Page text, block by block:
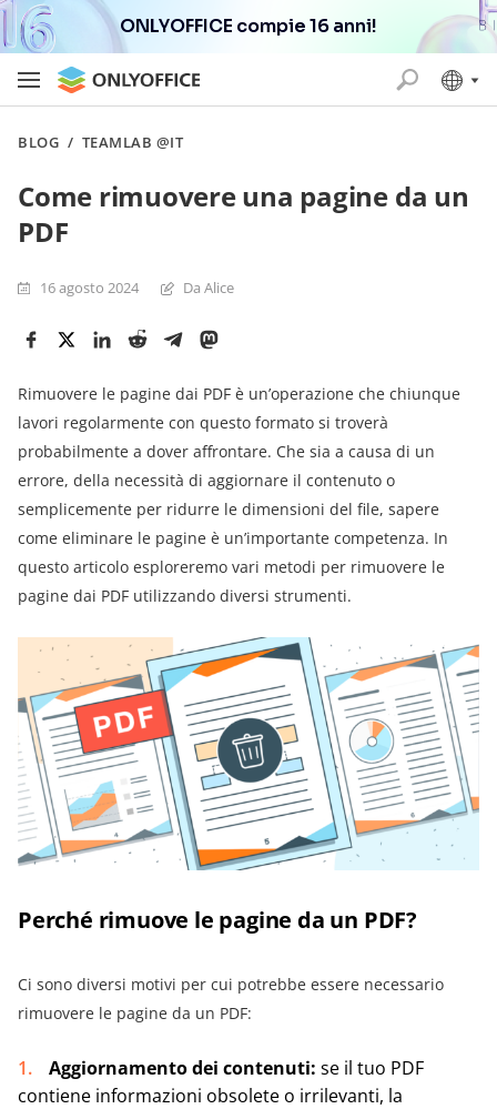
ONLYOFFICE compie 16 anni!
BLOG / TEAMLAB @IT
Come rimuovere una pagine da un
PDF
16 agosto 2024 Da Alice
Rimuovere le pagine dai PDF è un’operazione che chiunque
lavori regolarmente con questo formato si troverà
probabilmente a dover affrontare. Che sia a causa di un
errore, della necessità di aggiornare il contenuto o
semplicemente per ridurre le dimensioni del file, sapere
come eliminare le pagine è un’importante competenza. In
questo articolo esploreremo vari metodi per rimuovere le
pagine dai PDF utilizzando diversi strumenti.
Perché rimuove le pagine da un PDF?
Ci sono diversi motivi per cui potrebbe essere necessario
rimuovere le pagine da un PDF:
Aggiornamento dei contenuti: se il tuo PDF
contiene informazioni obsolete o irrilevanti, la